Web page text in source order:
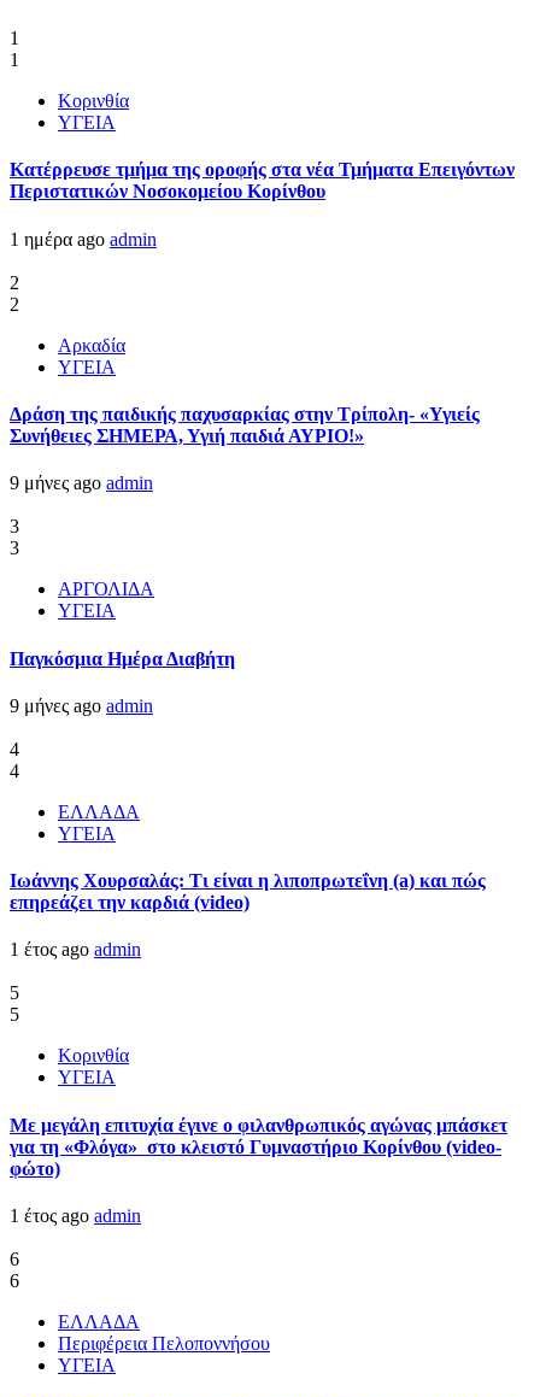
1
1
Κορινθία
ΥΓΕΙΑ
Kατέρρευσε τμήμα της οροφής στα νέα Τμήματα Επειγόντων
Περιστατικών Νοσοκομείου Κορίνθου
1 ημέρα ago admin
2
2
Αρκαδία
ΥΓΕΙΑ
Δράση της παιδικής παχυσαρκίας στην Τρίπολη- «Υγιείς
Συνήθειες ΣΗΜΕΡΑ, Υγιή παιδιά ΑΥΡΙΟ!»
9 μήνες ago admin
3
3
ΑΡΓΟΛΙΔΑ
ΥΓΕΙΑ
Παγκόσμια Ημέρα Διαβήτη
9 μήνες ago admin
4
4
ΕΛΛΑΔΑ
ΥΓΕΙΑ
Ιωάννης Χουρσαλάς: Τι είναι η λιποπρωτεΐνη (a) και πώς
επηρεάζει την καρδιά (video)
1 έτος ago admin
5
5
Κορινθία
ΥΓΕΙΑ
Με μεγάλη επιτυχία έγινε ο φιλανθρωπικός αγώνας μπάσκετ
για τη «Φλόγα» στο κλειστό Γυμναστήριο Κορίνθου (video-
φώτο)
1 έτος ago admin
6
6
ΕΛΛΑΔΑ
Περιφέρεια Πελοποννήσου
ΥΓΕΙΑ